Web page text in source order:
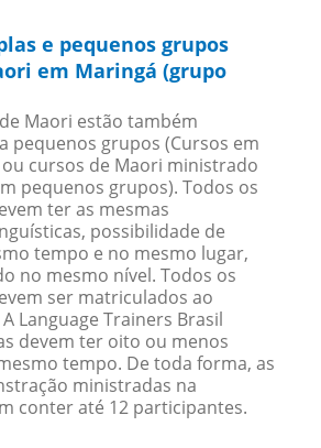
e pequenos grupos
em Maringá (grupo
Maori estão também
pequenos grupos (Cursos em
cursos de Maori ministrado
pequenos grupos). Todos os
ter as mesmas
possibilidade de
tempo e no mesmo lugar,
no mesmo nível. Todos os
ser matriculados ao
Language Trainers Brasil
devem ter oito ou menos
tempo. De toda forma, as
ministradas na
conter até 12 participantes.